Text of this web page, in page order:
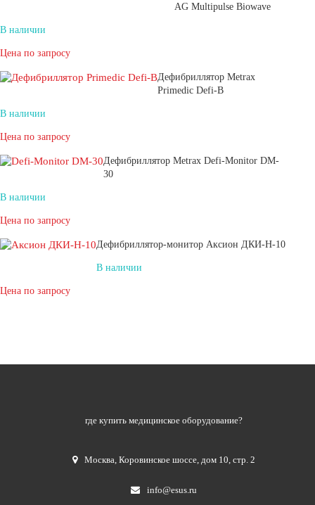
AG Multipulse Biowave
В наличии
Цена по запросу
Дефибриллятор Metrax
Primedic Defi-B
В наличии
Цена по запросу
Дефибриллятор Metrax Defi-Monitor DM-
30
В наличии
Цена по запросу
Дефибриллятор-монитор Аксион ДКИ-Н-10
В наличии
Цена по запросу
где купить медицинское оборудование?
Москва ,Коровинское шоссе, дом 10, стр. 2
info@esus.ru